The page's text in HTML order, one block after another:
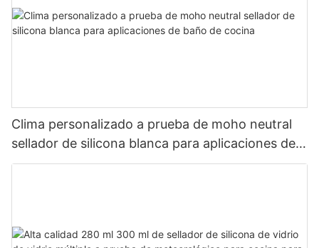
Clima personalizado a prueba de moho neutral
sellador de silicona blanca para aplicaciones de
baño de cocina